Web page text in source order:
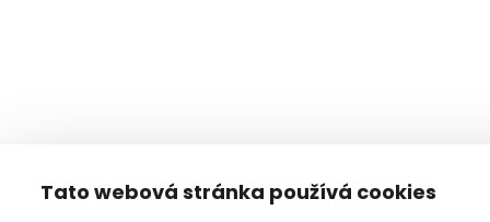
Tato webová stránka používá cookies